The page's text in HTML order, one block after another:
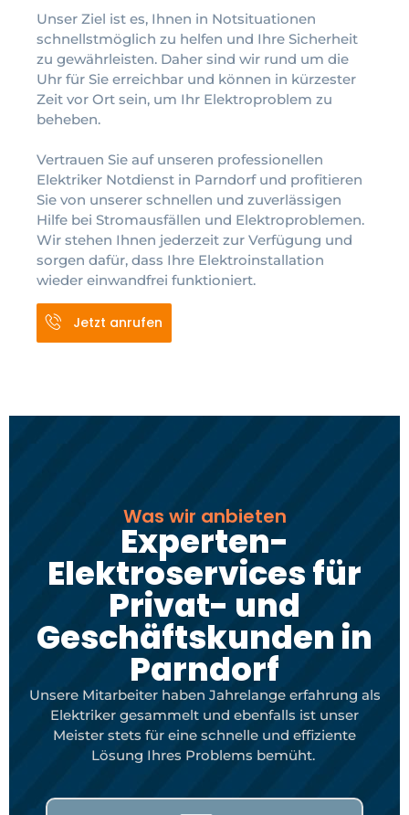
Unser Ziel ist es, Ihnen in Notsituationen
schnellstmöglich zu helfen und Ihre Sicherheit
zu gewährleisten. Daher sind wir rund um die
Uhr für Sie erreichbar und können in kürzester
Zeit vor Ort sein, um Ihr Elektroproblem zu
beheben.
Vertrauen Sie auf unseren professionellen
Elektriker Notdienst in Parndorf und profitieren
Sie von unserer schnellen und zuverlässigen
Hilfe bei Stromausfällen und Elektroproblemen.
Wir stehen Ihnen jederzeit zur Verfügung und
sorgen dafür, dass Ihre Elektroinstallation
wieder einwandfrei funktioniert.
Jetzt anrufen
Was wir anbieten
Experten-
Elektroservices für
Privat- und
Geschäftskunden in
Parndorf
Unsere Mitarbeiter haben Jahrelange erfahrung als
Elektriker gesammelt und ebenfalls ist unser
Meister stets für eine schnelle und effiziente
Lösung Ihres Problems bemüht.